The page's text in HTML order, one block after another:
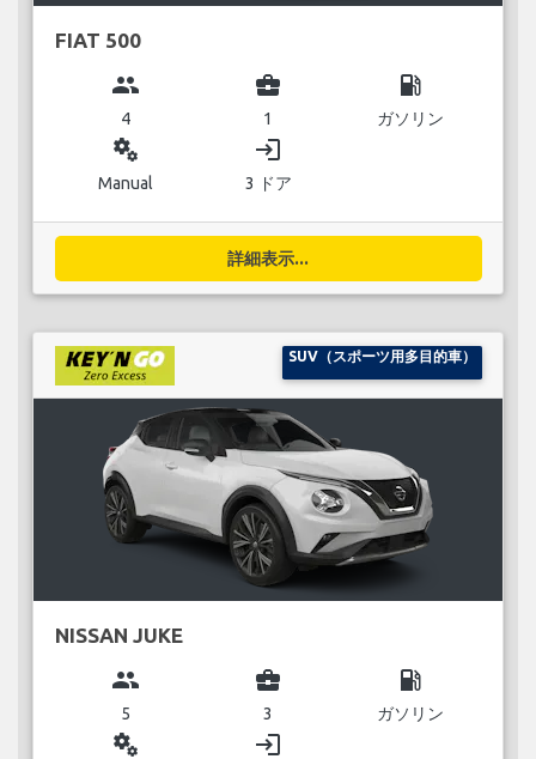
FIAT 500
group
4
business_center
1
local_gas_station
ガソリン
miscellaneous_services
Manual
login
3 ドア
詳細表示...
SUV（スポーツ用多目的車）
NISSAN JUKE
group
5
business_center
3
local_gas_station
ガソリン
miscellaneous_services login